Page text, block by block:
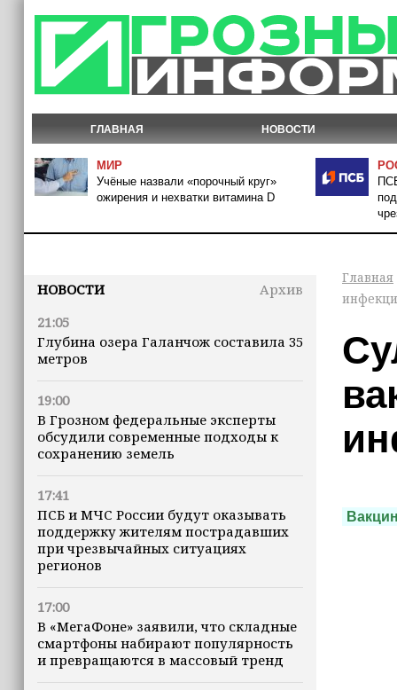
ГЛАВНАЯ НОВОСТИ
МИР
Учёные назвали «порочный круг»
ожирения и нехватки витамина D
НОВОСТИ
Архив
21:05
Глубина озера Галанчож составила 35
метров
19:00
В Грозном федеральные эксперты
обсудили современные подходы к
сохранению земель
17:41
ПСБ и МЧС России будут оказывать
поддержку жителям пострадавших
при чрезвычайных ситуациях
регионов
17:00
В «МегаФоне» заявили, что складные
смартфоны набирают популярность
и превращаются в массовый тренд
Главная